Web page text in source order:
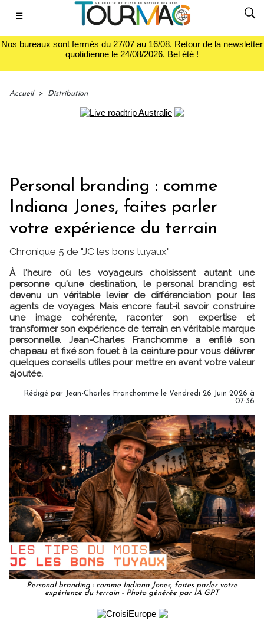
☰
Nos bureaux sont fermés du 27/07 au 16/08. Retour de la newsletter
quotidienne le 24/08/2026. Bel été !
Accueil > Distribution
Personal branding : comme
Indiana Jones, faites parler
votre expérience du terrain
Chronique 5 de "JC les bons tuyaux"
À l'heure où les voyageurs choisissent autant une
personne qu'une destination, le personal branding est
devenu un véritable levier de différenciation pour les
agents de voyages. Mais encore faut-il savoir construire
une image cohérente, raconter son expertise et
transformer son expérience de terrain en véritable marque
personnelle. Jean-Charles Franchomme a enfilé son
chapeau et fixé son fouet à la ceinture pour vous délivrer
quelques conseils utiles pour mettre en avant votre valeur
ajoutée.
Rédigé par Jean-Charles Franchomme le Vendredi 26 Juin 2026 à
07:36
Personal branding : comme Indiana Jones, faites parler votre
expérience du terrain - Photo générée par IA GPT